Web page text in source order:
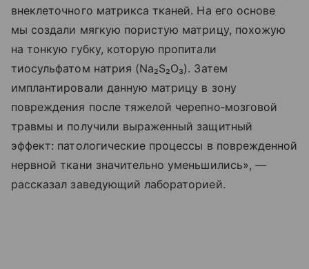
внеклеточного матрикса тканей. На его основе
мы создали мягкую пористую матрицу, похожую
на тонкую губку, которую пропитали
тиосульфатом натрия (Na₂S₂O₃). Затем
имплантировали данную матрицу в зону
повреждения после тяжелой черепно‑мозговой
травмы и получили выраженный защитный
эффект: патологические процессы в поврежденной
нервной ткани значительно уменьшились», —
рассказал заведующий лабораторией.